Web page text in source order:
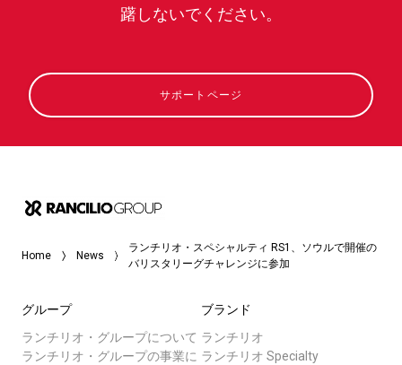
躇しないでください。
サポートページ
Home News
ランチリオ・スペシャルティ RS1、ソウルで開催の
バリスタリーグチャレンジに参加
グループ
ランチリオ・グループについて
ランチリオ・グループの事業に
ブランド
ランチリオ
ランチリオ Specialty